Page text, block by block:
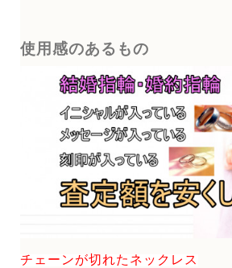
使用感のあるもの
チェーンが切れたネックレス